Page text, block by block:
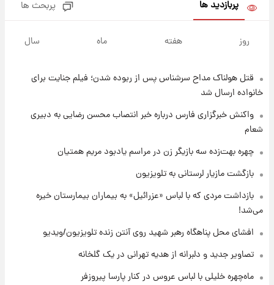
شوید+ فیلم
۶ ساعت پیش
قیمت محصولات ایران‌خودرو و سایپا امروز شنبه
۱۷ مرداد ۱۴۰۵
۲۰ ساعت پیش
۲۰ ساعت پیش
بازیکن به درد نخور استقلال با مقصد اروپا این
تیم را ترک کرد!
پربازدید ها پربحث ها
روز هفته ماه سال
قتل هولناک مداح سرشناس پس از ربوده شدن؛ فیلم جنایت برای
خانواده ارسال شد
واکنش خبرگزاری فارس درباره خبر انتصاب محسن رضایی به دبیری
شعام
چهره بهت‌زده سه بازیگر زن در مراسم یادبود مریم همتیان
بازگشت مازیار لرستانی به تلویزیون
بازداشت مردی که با لباس «عزرائیل» به بیماران بیمارستان خیره
می‌شد!
افشای محل پناهگاه‌ رهبر شهید روی آنتن زنده تلویزیون/ویدیو
تصاویر جدید و دلبرانه از هدیه تهرانی در یک گلخانه
ماه‌چهره خلیلی با لباس عروس در کنار پارسا پیروزفر